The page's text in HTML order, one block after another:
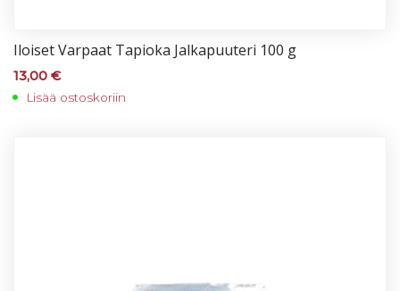
Iloi­set Var­paat Ta­pio­ka Jal­ka­puu­te­ri 100 g
13,00 €
Lisää ostoskoriin